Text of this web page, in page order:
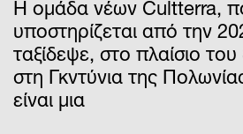
H ομάδα νέων Cultterra,
υποστηρίζεται από την
ταξίδεψε, στο πλαίσιο
στη Γκντύνια της
είναι μια